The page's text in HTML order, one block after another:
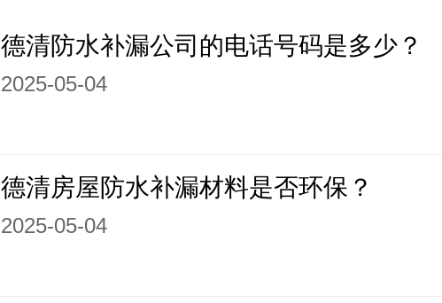
德清防水补漏公司的电话号码是多少？
2025-05-04
德清房屋防水补漏材料是否环保？
2025-05-04